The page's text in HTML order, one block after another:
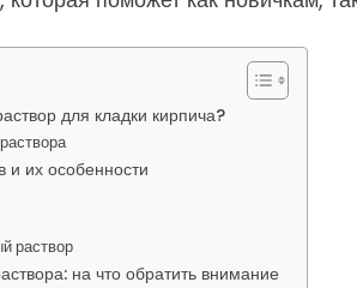
для кладки кирпича?
и их особенности
раствор
на что обратить внимание